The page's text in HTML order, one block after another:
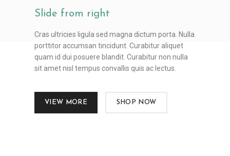
Slide from right
Cras ultricies ligula sed magna dictum porta. Nulla
porttitor accumsan tincidunt. Curabitur aliquet
quam id dui posuere blandit. Curabitur non nulla
sit amet nisl tempus convallis quis ac lectus.
VIEW MORE SHOP NOW